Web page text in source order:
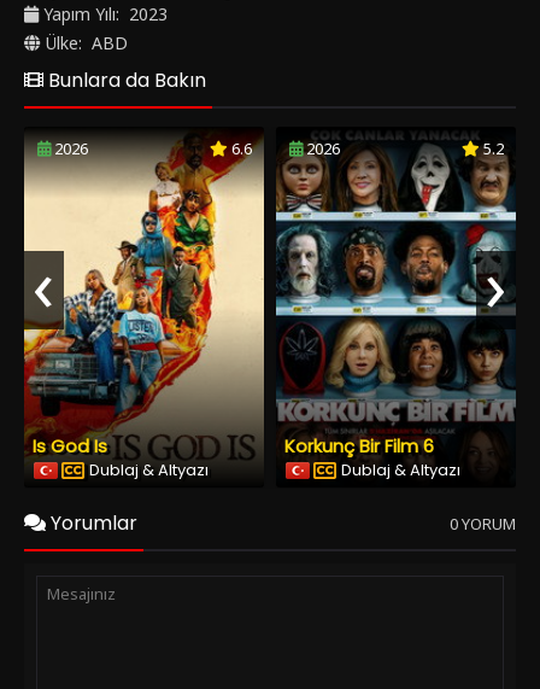
Yapım Yılı: 2023
Ülke: ABD
Bunlara da Bakın
2026 6.6
Is God Is
Dublaj & Altyazı
2026 5.2
Korkunç Bir Film 6
Dublaj & Altyazı
‹ ›
Yorumlar 0 YORUM